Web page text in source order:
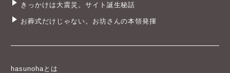
きっかけは大震災。サイト誕生秘話
お葬式だけじゃない。お坊さんの本領発揮
hasunohaとは